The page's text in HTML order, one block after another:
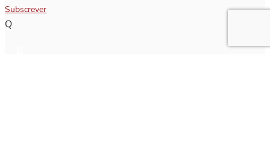
Subscrever
Q